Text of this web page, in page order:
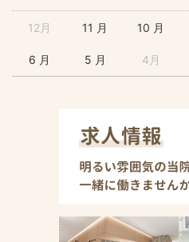
12月 11 月 10 月
6 月 5 月 4月